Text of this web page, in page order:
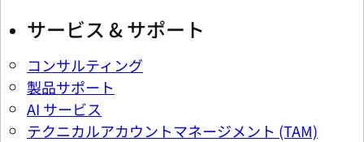
サービス & サポート
コンサルティング
製品サポート
AI サービス
テクニカルアカウントマネージメント (TAM)